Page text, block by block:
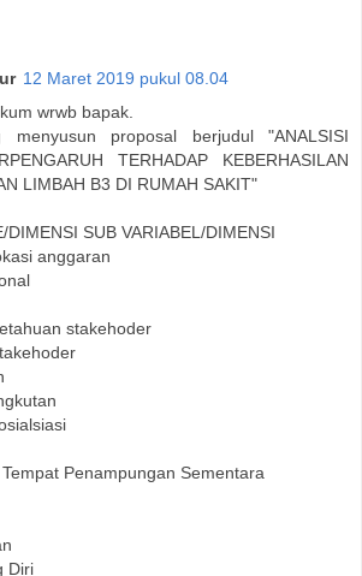
12 Maret 2019 pukul 08.04
wrwb bapak.
menyusun proposal berjudul "ANALSISI
TERHADAP KEBERHASILAN
LIMBAH B3 DI RUMAH SAKIT"
DIMENSI SUB VARIABEL/DIMENSI
anggaran
stakehoder
Penampungan Sementara
Diri